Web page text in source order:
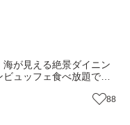
海が見える絶景ダイニン
ュッフェ食べ放題で大
岡・糸島市）【まち歩 88